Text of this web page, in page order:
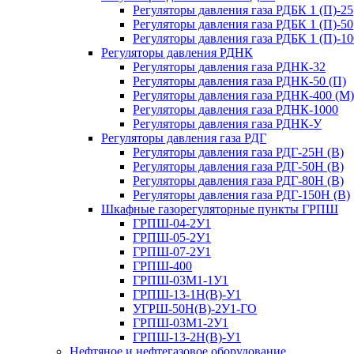
Регуляторы давления газа РДБК 1 (П)-25
Регуляторы давления газа РДБК 1 (П)-50
Регуляторы давления газа РДБК 1 (П)-
Регуляторы давления РДНК
Регуляторы давления газа РДНК-32
Регуляторы давления газа РДНК-50 (П)
Регуляторы давления газа РДНК-400 (М)
Регуляторы давления газа РДНК-1000
Регуляторы давления газа РДНК-У
Регуляторы давления газа РДГ
Регуляторы давления газа РДГ-25Н (В)
Регуляторы давления газа РДГ-50Н (В)
Регуляторы давления газа РДГ-80Н (В)
Регуляторы давления газа РДГ-150Н (В)
Шкафные газорегуляторные пункты ГРПШ
ГРПШ-04-2У1
ГРПШ-05-2У1
ГРПШ-07-2У1
ГРПШ-400
ГРПШ-03М1-1У1
ГРПШ-13-1Н(В)-У1
УГРШ-50Н(В)-2У1-ГО
ГРПШ-03М1-2У1
ГРПШ-13-2Н(В)-У1
Нефтяное и нефтегазовое оборудование